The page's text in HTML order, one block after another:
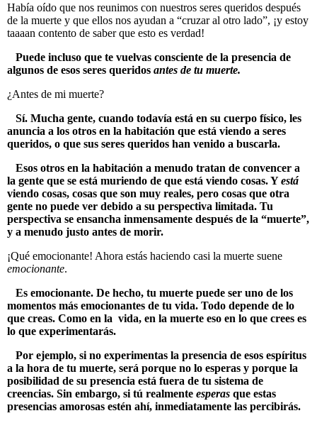
Había oído que nos reunimos con nuestros seres queridos después
de la muerte y que ellos nos ayudan a “cruzar al otro lado”, ¡y estoy
taaaan contento de saber que esto es verdad!
Puede incluso que te vuelvas consciente de la presencia de
algunos de esos seres queridos antes de tu muerte.
¿Antes de mi muerte?
Sí. Mucha gente, cuando todavía está en su cuerpo físico, les
anuncia a los otros en la habitación que está viendo a seres
queridos, o que sus seres queridos han venido a buscarla.
Esos otros en la habitación a menudo tratan de convencer a
la gente que se está muriendo de que está viendo cosas. Yestá
viendo cosas, cosas que son muy reales, pero cosas que otra
gente no puede ver debido a su perspectiva limitada. Tu
perspectiva se ensancha inmensamente después de la “muerte”,
y a menudo justo antes de morir.
¡Qué emocionante! Ahora estás haciendo casi la muerte suene
emocionante.
Es emocionante. De hecho, tu muerte puede ser uno de los
momentos más emocionantes de tu vida. Todo depende de lo
que creas. Como en la vida, en la muerte eso en lo que crees es
lo que experimentarás.
Por ejemplo, si no experimentas la presencia de esos espíritus
a la hora de tu muerte, será porque no lo esperas y porque la
posibilidad de su presencia está fuera de tu sistema de
creencias. Sin embargo, si tú realmente esperas que estas
presencias amorosas estén ahí, inmediatamente las percibirás.